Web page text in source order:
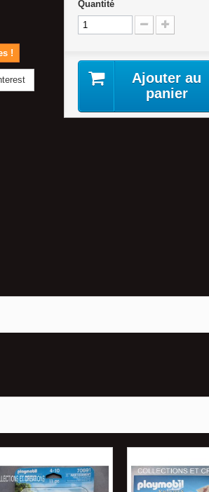
!
Quantité
Ajouter au
panier